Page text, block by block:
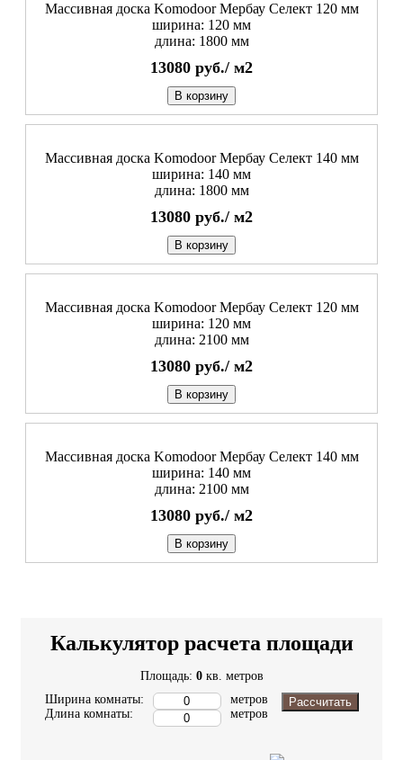
Массивная доска Komodoor Мербау Селект 120 мм
ширина: 120 мм
длина: 1800 мм
13080 руб./ м2
В корзину
Массивная доска Komodoor Мербау Селект 140 мм
ширина: 140 мм
длина: 1800 мм
13080 руб./ м2
В корзину
Массивная доска Komodoor Мербау Селект 120 мм
ширина: 120 мм
длина: 2100 мм
13080 руб./ м2
В корзину
Массивная доска Komodoor Мербау Селект 140 мм
ширина: 140 мм
длина: 2100 мм
13080 руб./ м2
В корзину
Калькулятор расчета площади
Площадь: 0 кв. метров
Ширина комнаты:
Длина комнаты:
метров
метров
Рассчитать